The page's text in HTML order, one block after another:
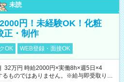
未読
円！未経験OK！化粧
正・制作
OK WEB登録・面接OK
万円 時給2000円×実働8h×週5日×4
ものではありません。※給与即受取りサ